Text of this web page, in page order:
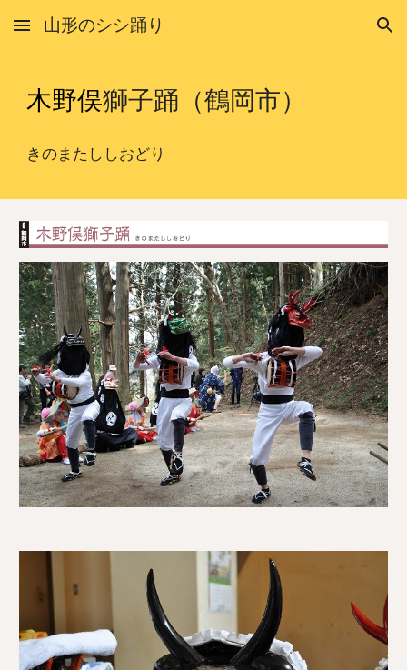
Skip to main content Skip to navigation
山形のシシ踊り
木野俣獅子踊（鶴岡市）
きのまた ししおどり